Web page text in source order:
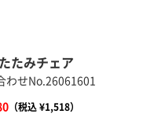
たみチェア
わせNo.26061601
（税込 ¥1,518）